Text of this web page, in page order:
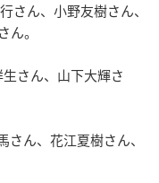
さん、小野友樹さん、
。
さん、山下大輝さ
さん、花江夏樹さん、